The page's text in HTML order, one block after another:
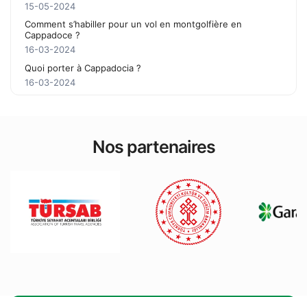
15-05-2024
Comment s’habiller pour un vol en montgolfière en
Cappadoce ?
16-03-2024
Quoi porter à Cappadocia ?
16-03-2024
Nos partenaires